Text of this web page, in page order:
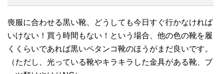
喪服に合わせる黒い靴、どうしても今日すぐ行かなければ
いけない！買う時間もない！という場合、他の色の靴を履
くくらいであれば黒いペタンコ靴のほうがまだ良いです。
（ただし、光っている靴やキラキラした金具がある靴、ブ